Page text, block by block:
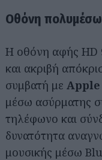
Οθόνη
Η οθόνη αφής HD
και ακριβή
συμβατή με Apple
μέσω ασύρματης
τηλέφωνο και
δυνατότητα
μουσικής μέσω